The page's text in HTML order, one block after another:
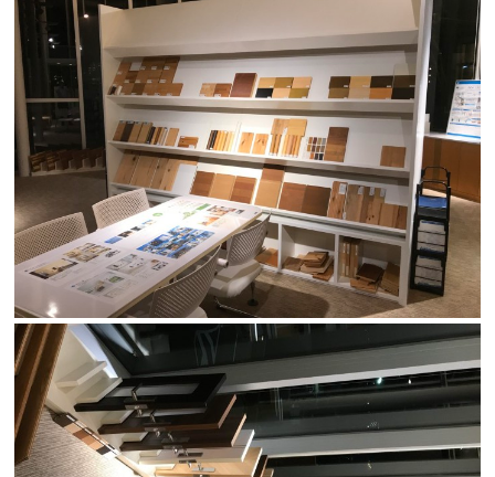
イベント・見学会
モデルハウス紹介
お客様の声
会社案内
経営理念・
会社案内
スタッフ紹介
KATSUMIの
取り組み
採用情報
家づくりサポート